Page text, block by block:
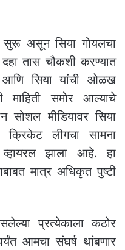
सुरू असून सिया गोयलचा
तास चौकशी करण्यात
सिया यांची ओळख
माहिती समोर आल्याचे
सोशल मीडियावर सिया
लीगचा सामना
व्हायरल झाला आहे. हा
मात्र अधिकृत पुष्टी
प्रत्येकाला कठोर
आमचा संघर्ष थांबणार